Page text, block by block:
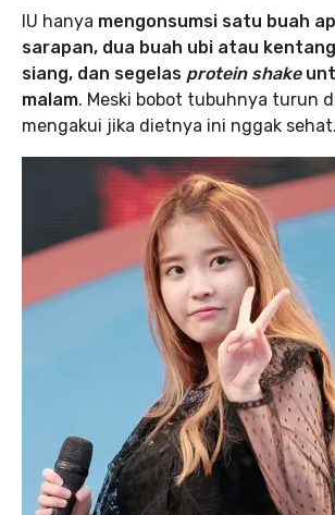
IU hanya mengonsumsi satu buah
sarapan, dua buah ubi atau
siang, dan segelas protein shake
malam. Meski bobot tubuhnya turun
mengakui jika dietnya ini nggak sehat.